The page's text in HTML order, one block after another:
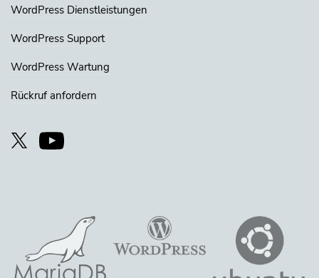
WordPress Dienstleistungen
WordPress Support
WordPress Wartung
Rückruf anfordern